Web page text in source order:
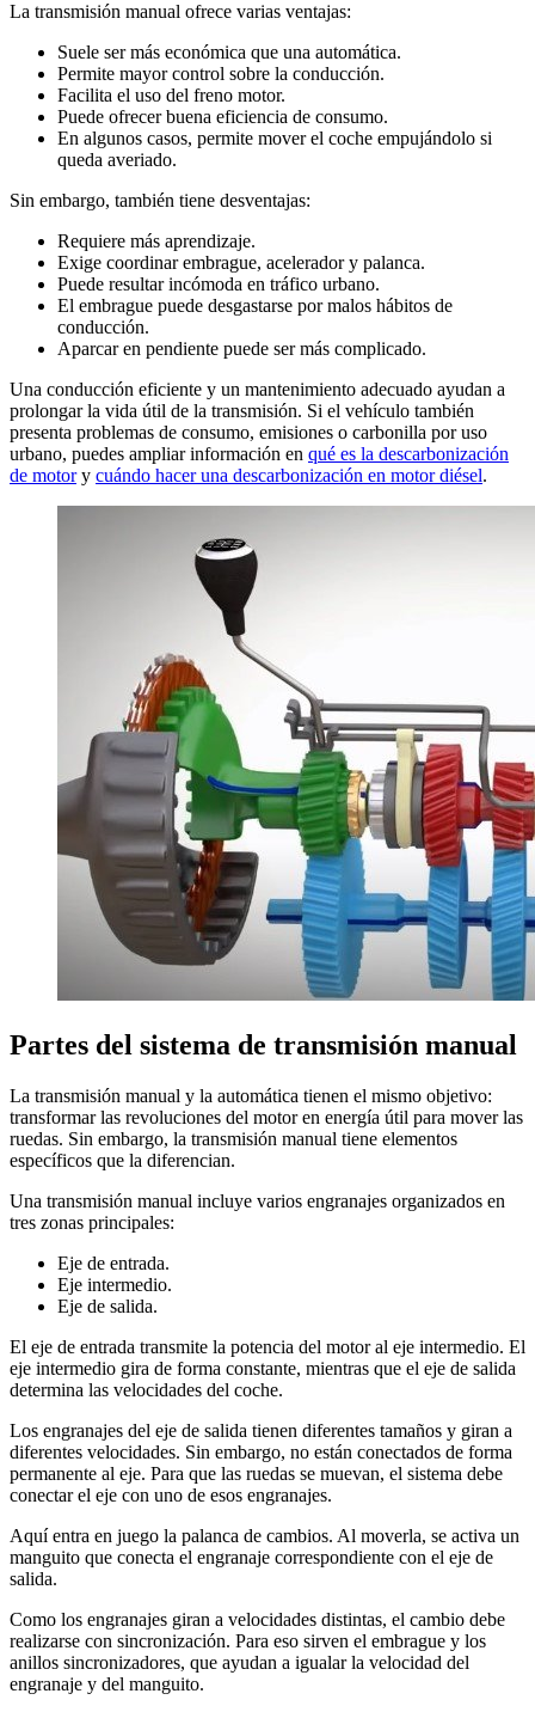
La transmisión manual ofrece varias ventajas:
Suele ser más económica que una automática.
Permite mayor control sobre la conducción.
Facilita el uso del freno motor.
Puede ofrecer buena eficiencia de consumo.
En algunos casos, permite mover el coche empujándolo si
queda averiado.
Sin embargo, también tiene desventajas:
Requiere más aprendizaje.
Exige coordinar embrague, acelerador y palanca.
Puede resultar incómoda en tráfico urbano.
El embrague puede desgastarse por malos hábitos de
conducción.
Aparcar en pendiente puede ser más complicado.
Una conducción eficiente y un mantenimiento adecuado ayudan a
prolongar la vida útil de la transmisión. Si el vehículo también
presenta problemas de consumo, emisiones o carbonilla por uso
urbano, puedes ampliar información en qué es la descarbonización
de motory cuándo hacer una descarbonización en motor diésel.
Partes del sistema de transmisión manual
La transmisión manual y la automática tienen el mismo objetivo:
transformar las revoluciones del motor en energía útil para mover las
ruedas. Sin embargo, la transmisión manual tiene elementos
específicos que la diferencian.
Una transmisión manual incluye varios engranajes organizados en
tres zonas principales:
Eje de entrada.
Eje intermedio.
Eje de salida.
El eje de entrada transmite la potencia del motor al eje intermedio. El
eje intermedio gira de forma constante, mientras que el eje de salida
determina las velocidades del coche.
Los engranajes del eje de salida tienen diferentes tamaños y giran a
diferentes velocidades. Sin embargo, no están conectados de forma
permanente al eje. Para que las ruedas se muevan, el sistema debe
conectar el eje con uno de esos engranajes.
Aquí entra en juego la palanca de cambios. Al moverla, se activa un
manguito que conecta el engranaje correspondiente con el eje de
salida.
Como los engranajes giran a velocidades distintas, el cambio debe
realizarse con sincronización. Para eso sirven el embrague y los
anillos sincronizadores, que ayudan a igualar la velocidad del
engranaje y del manguito.